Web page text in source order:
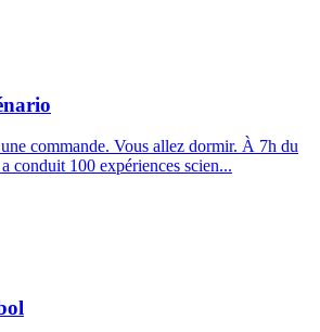
commande. Vous allez dormir. À 7h du
conduit 100 expériences scien...